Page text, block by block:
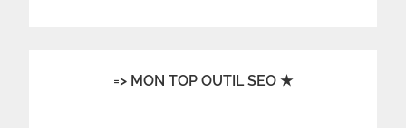
=> MON TOP OUTIL SEO ★